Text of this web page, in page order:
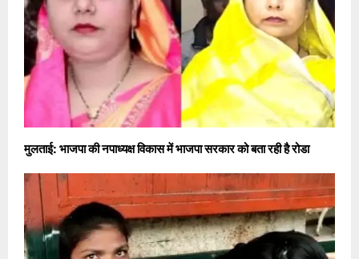
मुलताई: भाजपा की नपाध्यक्ष विकास में भाजपा सरकार को बता रही है रोडा